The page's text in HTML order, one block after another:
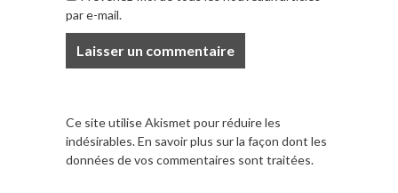
par e-mail.
Ce site utilise Akismet pour réduire les
indésirables.En savoir plus sur la façon dont les
données de vos commentaires sont traitées.